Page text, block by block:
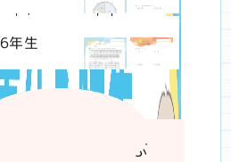
6年生
カテゴリーから選ぶ